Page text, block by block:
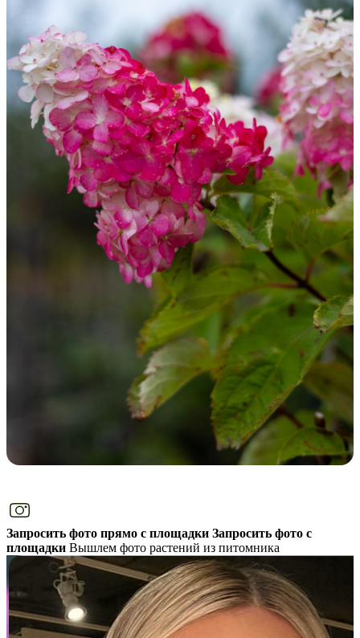
Запросить фото прямо с площадки Запросить фото с
площадки Вышлем фото растений из питомника